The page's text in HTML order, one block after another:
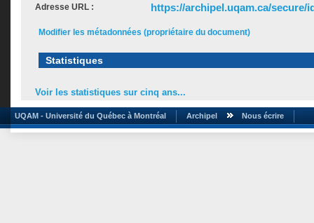
Adresse URL : https://archipel.uqam.ca/secure/
Modifier les métadonnées (propriétaire du document)
Statistiques
Voir les statistiques sur cinq ans...
UQAM - Université du Québec à Montréal Archipel Nous écrire